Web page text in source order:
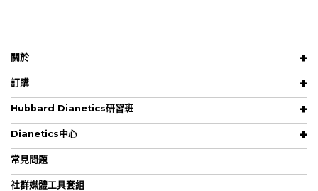
關於
訂購
Hubbard Dianetics研習班
Dianetics中心
常見問題
社群媒體工具套組